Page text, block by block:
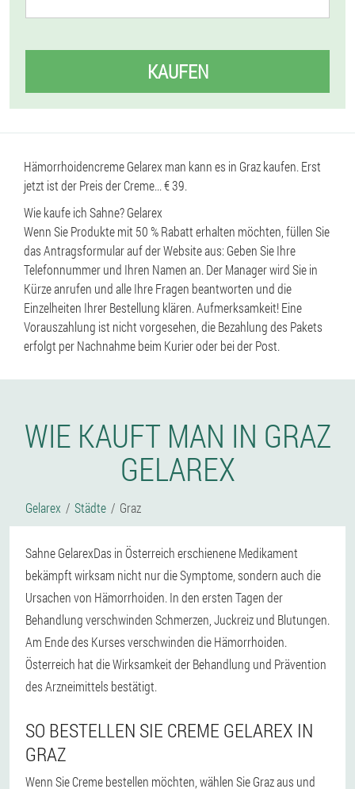
KAUFEN
Hämorrhoidencreme Gelarex man kann es in Graz kaufen. Erst
jetzt ist der Preis der Creme... € 39.
Wie kaufe ich Sahne? Gelarex
Wenn Sie Produkte mit 50 % Rabatt erhalten möchten, füllen Sie
das Antragsformular auf der Website aus: Geben Sie Ihre
Telefonnummer und Ihren Namen an. Der Manager wird Sie in
Kürze anrufen und alle Ihre Fragen beantworten und die
Einzelheiten Ihrer Bestellung klären. Aufmerksamkeit! Eine
Vorauszahlung ist nicht vorgesehen, die Bezahlung des Pakets
erfolgt per Nachnahme beim Kurier oder bei der Post.
WIE KAUFT MAN IN GRAZ
GELAREX
Gelarex Städte Graz
Sahne GelarexDas in Österreich erschienene Medikament
bekämpft wirksam nicht nur die Symptome, sondern auch die
Ursachen von Hämorrhoiden. In den ersten Tagen der
Behandlung verschwinden Schmerzen, Juckreiz und Blutungen.
Am Ende des Kurses verschwinden die Hämorrhoiden.
Österreich hat die Wirksamkeit der Behandlung und Prävention
des Arzneimittels bestätigt.
SO BESTELLEN SIE CREME GELAREX IN
GRAZ
Wenn Sie Creme bestellen möchten, wählen Sie Graz aus und